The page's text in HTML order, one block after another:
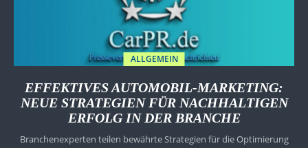
ALLGEMEIN
EFFEKTIVES AUTOMOBIL-MARKETING:
NEUE STRATEGIEN FÜR NACHHALTIGEN
ERFOLG IN DER BRANCHE
Branchenexperten teilen bewährte Strategien für die Optimierung